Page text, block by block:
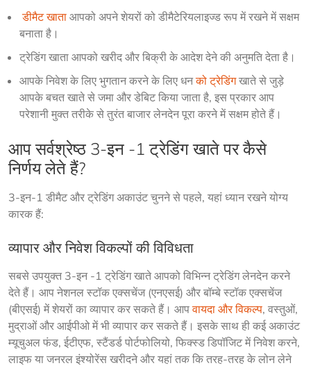
डीमैट खाता आपको अपने शेयरों को डीमैटेरियलाइज्ड रूप में रखने में सक्षम
बनाता है।
ट्रेडिंग खाता आपको खरीद और बिक्री के आदेश देने की अनुमति देता है।
आपके निवेश के लिए भुगतान करने के लिए धनको ट्रेडिंगखाते से जुड़े
आपके बचत खाते से जमा और डेबिट किया जाता है, इस प्रकार आप
परेशानी मुक्त तरीके से तुरंत बाजार लेनदेन पूरा करने में सक्षम होते हैं।
आप सर्वश्रेष्ठ 3-इन -1 ट्रेडिंग खाते पर कैसे
निर्णय लेते हैं?
3-इन-1 डीमैट और ट्रेडिंग अकाउंट चुनने से पहले, यहां ध्यान रखने योग्य
कारक हैं:
व्यापार और निवेश विकल्पों की विविधता
सबसे उपयुक्त 3-इन -1 ट्रेडिंग खाते आपको विभिन्न ट्रेडिंग लेनदेन करने
देते हैं। आप नेशनल स्टॉक एक्सचेंज (एनएसई) और बॉम्बे स्टॉक एक्सचेंज
(बीएसई) में शेयरों का व्यापार कर सकते हैं। आप वायदा और विकल्प, वस्तुओं,
मुद्राओं और आईपीओ में भी व्यापार कर सकते हैं। इसके साथ ही कई अकाउंट
म्यूचुअल फंड, ईटीएफ, स्टैंडर्ड पोर्टफोलियो, फिक्स्ड डिपॉजिट में निवेश करने,
लाइफ या जनरल इंश्योरेंस खरीदने और यहां तक कि तरह-तरह के लोन लेने